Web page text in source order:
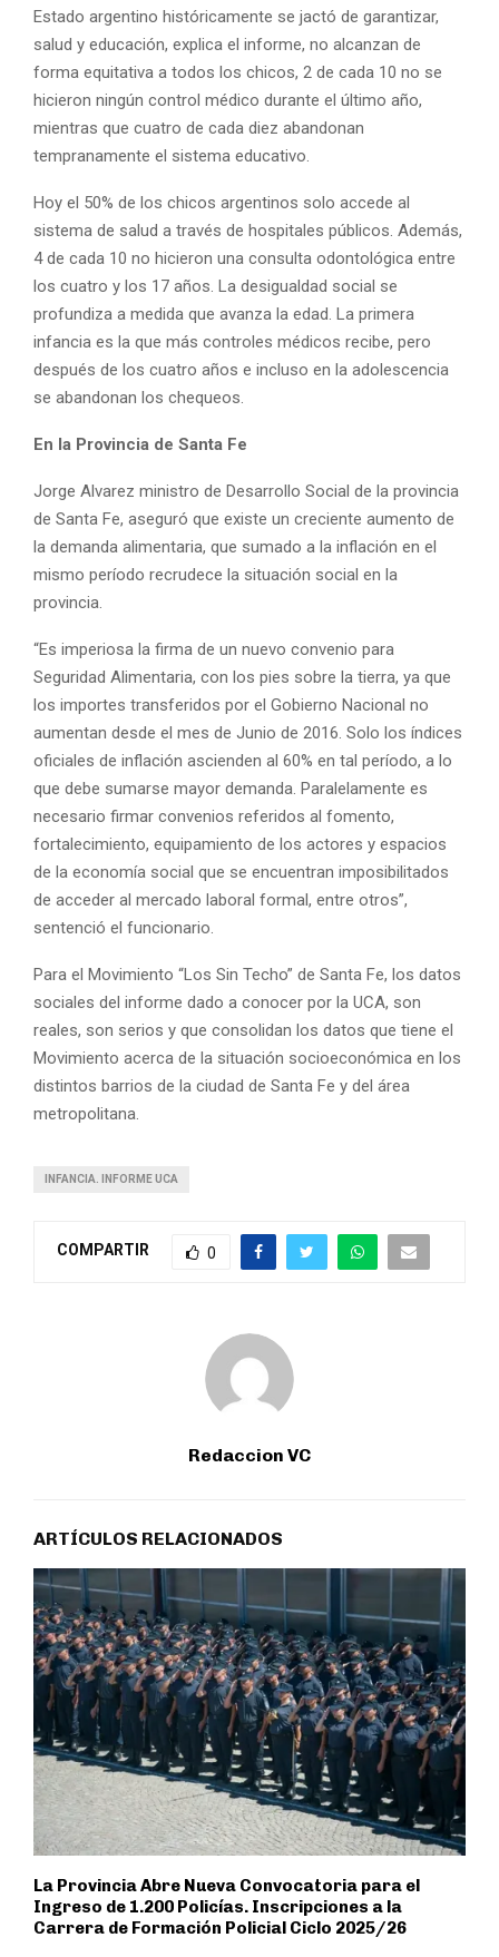
Estado argentino históricamente se jactó de garantizar,
salud y educación, explica el informe, no alcanzan de
forma equitativa a todos los chicos, 2 de cada 10 no se
hicieron ningún control médico durante el último año,
mientras que cuatro de cada diez abandonan
tempranamente el sistema educativo.
Hoy el 50% de los chicos argentinos solo accede al
sistema de salud a través de hospitales públicos. Además,
4 de cada 10 no hicieron una consulta odontológica entre
los cuatro y los 17 años. La desigualdad social se
profundiza a medida que avanza la edad. La primera
infancia es la que más controles médicos recibe, pero
después de los cuatro años e incluso en la adolescencia
se abandonan los chequeos.
En la Provincia de Santa Fe
Jorge Alvarez ministro de Desarrollo Social de la provincia
de Santa Fe, aseguró que existe un creciente aumento de
la demanda alimentaria, que sumado a la inflación en el
mismo período recrudece la situación social en la
provincia.
“Es imperiosa la firma de un nuevo convenio para
Seguridad Alimentaria, con los pies sobre la tierra, ya que
los importes transferidos por el Gobierno Nacional no
aumentan desde el mes de Junio de 2016. Solo los índices
oficiales de inflación ascienden al 60% en tal período, a lo
que debe sumarse mayor demanda. Paralelamente es
necesario firmar convenios referidos al fomento,
fortalecimiento, equipamiento de los actores y espacios
de la economía social que se encuentran imposibilitados
de acceder al mercado laboral formal, entre otros”,
sentenció el funcionario.
Para el Movimiento “Los Sin Techo” de Santa Fe, los datos
sociales del informe dado a conocer por la UCA, son
reales, son serios y que consolidan los datos que tiene el
Movimiento acerca de la situación socioeconómica en los
distintos barrios de la ciudad de Santa Fe y del área
metropolitana.
INFANCIA. INFORME UCA
COMPARTIR 0
Redaccion VC
ARTÍCULOS RELACIONADOS
La Provincia Abre Nueva Convocatoria para el
Ingreso de 1.200 Policías. Inscripciones a la
Carrera de Formación Policial Ciclo 2025/26